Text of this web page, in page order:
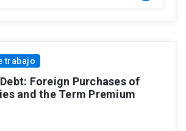
trabajo
Foreign Purchases of
and the Term Premium